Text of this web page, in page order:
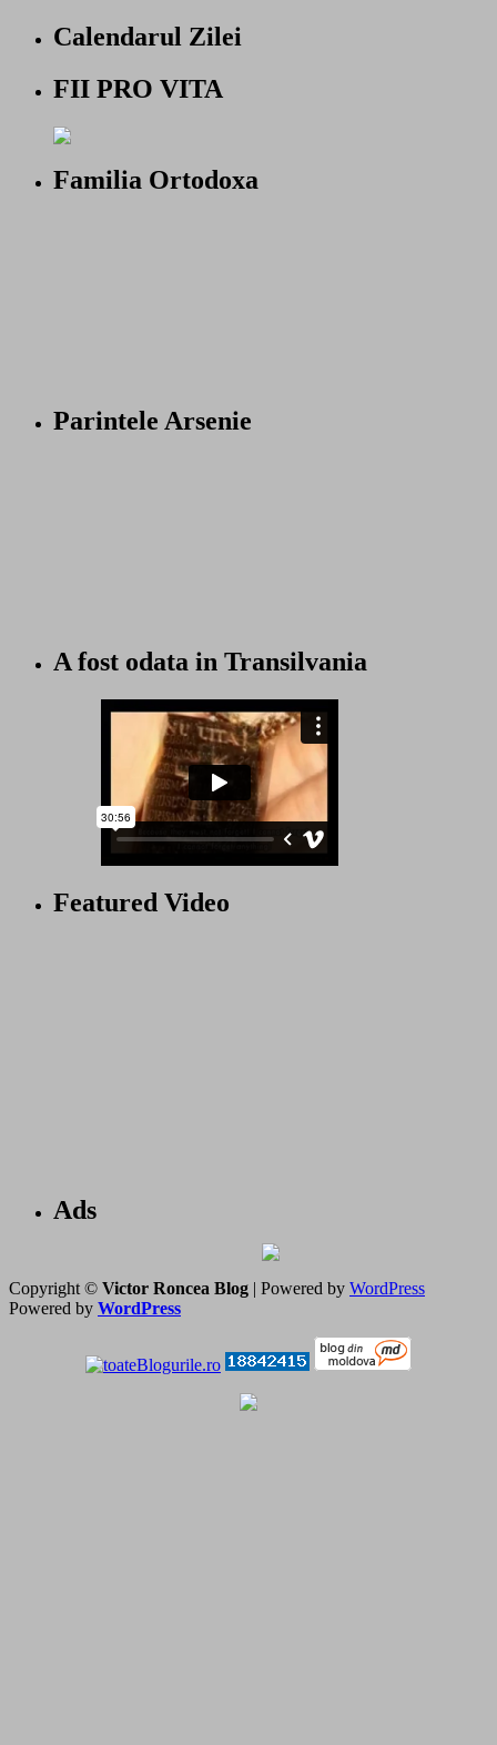
Calendarul Zilei
FII PRO VITA
Familia Ortodoxa
Parintele Arsenie
A fost odata in Transilvania
Featured Video
Ads
Copyright © Victor Roncea Blog | Powered by WordPress
Powered by WordPress